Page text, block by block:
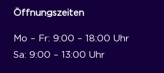
Öffnungszeiten
Mo – Fr: 9:00 – 18:00 Uhr
Sa: 9:00 – 13:00 Uhr